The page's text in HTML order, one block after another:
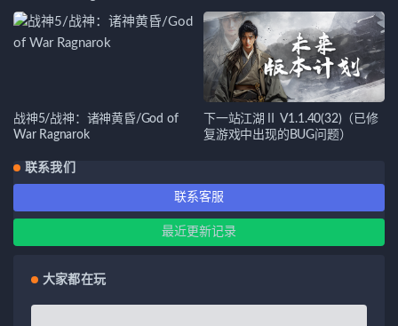
战神5/战神：诸神黄昏/God of
War Ragnarok
下一站江湖Ⅱ V1.1.40(32)（已修
复游戏中出现的BUG问题）
联系我们
联系客服
最近更新记录
大家都在玩